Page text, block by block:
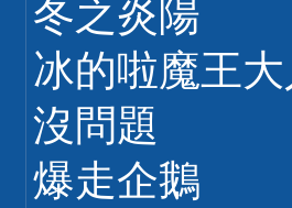
冬之炎陽
冰的啦魔王
沒問題
爆走企鵝